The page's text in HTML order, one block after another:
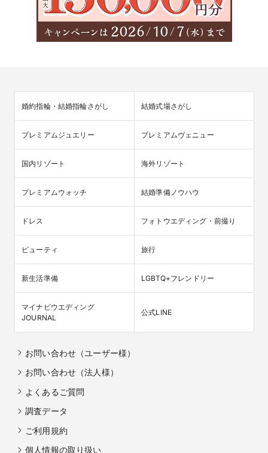
婚約指輪・結婚指輪さがし 結婚式場さがし
プレミアムジュエリー プレミアムヴェニュー
国内リゾート 海外リゾート
プレミアムウォッチ 結婚準備ノウハウ
ドレス フォトウエディング・前撮り
ビューティ 旅行
新生活準備 LGBTQ+フレンドリー
マイナビウエディング
JOURNAL
公式LINE
お問い合わせ（ユーザー様）
お問い合わせ（法人様）
よくあるご質問
調査データ
ご利用規約
個人情報の取り扱い